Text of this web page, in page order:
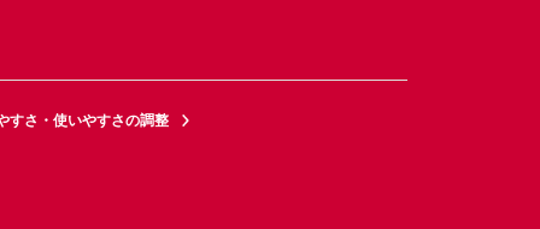
すさ・使いやすさの調整